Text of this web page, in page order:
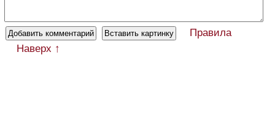
Правила
Наверх ↑